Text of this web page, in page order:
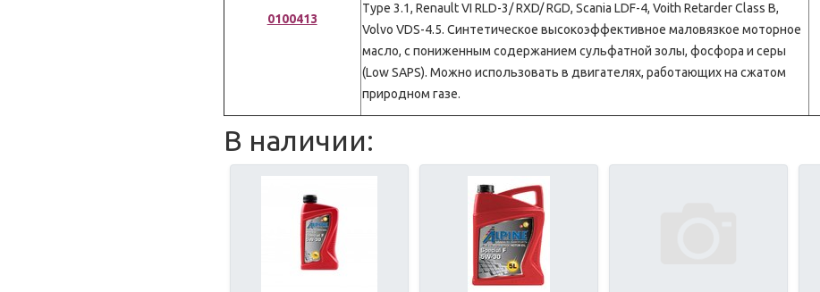
0100413
Type 3.1, Renault VI RLD-3/ RXD/ RGD, Scania LDF-4, Voith Retarder Class B,
Volvo VDS-4.5. Синтетическое высокоэффективное маловязкое моторное
масло, с пониженным содержанием сульфатной золы, фосфора и серы
(Low SAPS). Можно использовать в двигателях, работающих на сжатом
природном газе.
В наличии: